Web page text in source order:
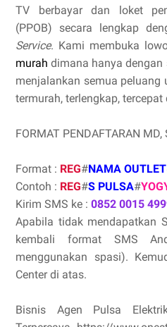
TV berbayar dan loket
(PPOB) secara lengkap
Service. Kami membuka
murah dimana hanya dengan
menjalankan semua peluang
termurah, terlengkap, tercepat
FORMAT PENDAFTARAN
Format : REG#NAMA OUTLET
Contoh : REG#S PULSA#
Kirim SMS ke : 0852 0015
Apabila tidak mendapatkan
kembali format SMS
menggunakan spasi).
Center di atas.
Bisnis Agen Pulsa